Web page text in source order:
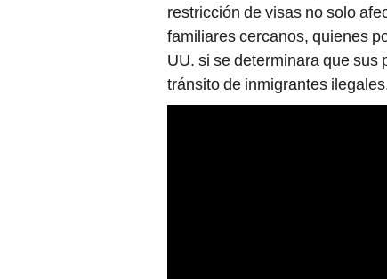
restricción de visas no solo
familiares cercanos, quienes
UU. si se determinara que sus
tránsito de inmigrantes